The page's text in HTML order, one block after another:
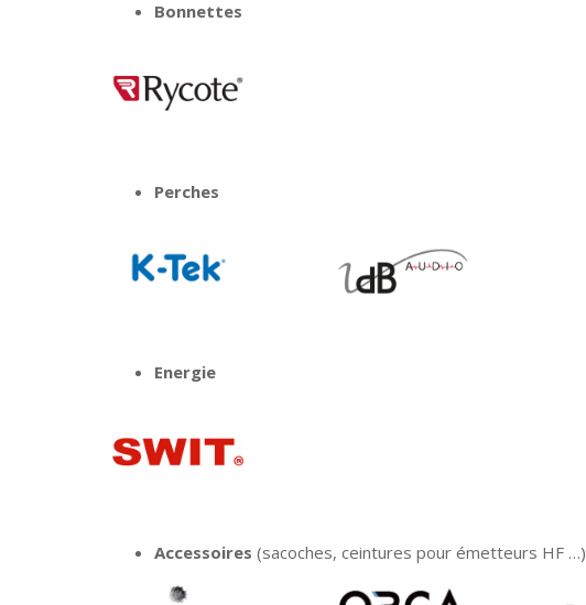
Bonnettes
Perches
Energie
Accessoires (sacoches, ceintures pour émetteurs HF …)